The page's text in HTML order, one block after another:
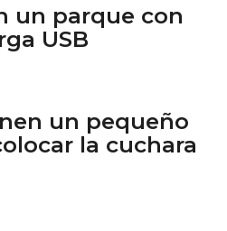
un parque con
USB
un pequeño
la cuchara